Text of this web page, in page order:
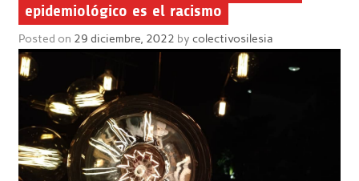
epidemiológico es el racismo
Posted on 29 diciembre, 2022 by colectivosilesia